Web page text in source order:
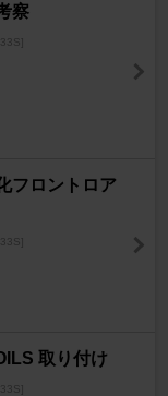
察
フロントロア
取り付け